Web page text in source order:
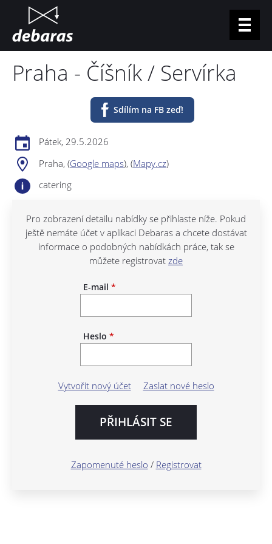
Pro uchazeče
Pro podniky
Nabídka práce
Kontakty
CZ EN
Praha - Číšník / Servírka
Sdílím na FB zeď!
Pátek, 29.5.2026
Praha, (Google maps), (Mapy.cz)
catering
Pro zobrazení detailu nabídky se přihlaste níže. Pokud
ještě nemáte účet v aplikaci Debaras a chcete dostávat
informace o podobných nabídkách práce, tak se
můžete registrovat zde
E-mail *
Heslo *
Vytvořit nový účet Zaslat nové heslo
Zapomenuté heslo / Registrovat